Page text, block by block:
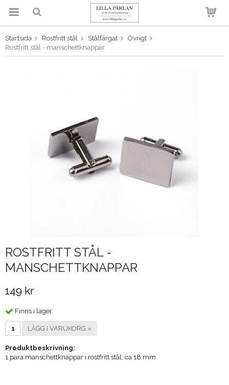
Produkten har blivit tillagd i
varukorgen
Startsida Rostfritt stål Stålfärgat
Övrigt
Rostfritt stål - manschettknappar
ROSTFRITT STÅL -
MANSCHETTKNAPPAR
149 kr
Finns i lager
LÄGG I VARUKORG »
Produktbeskrivning:
1 para manschettknappar i rostfritt stål, ca 18 mm